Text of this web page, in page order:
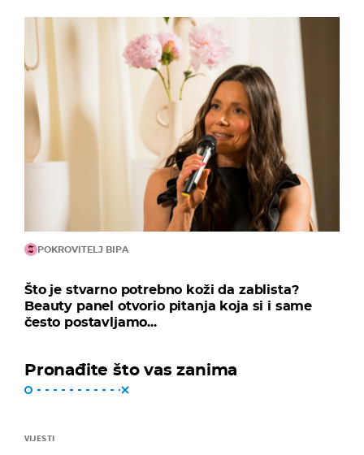
POKROVITELJ BIPA
Što je stvarno potrebno koži da zablista?
Beauty panel otvorio pitanja koja si i same
često postavljamo...
Pronađite što vas zanima
VIJESTI